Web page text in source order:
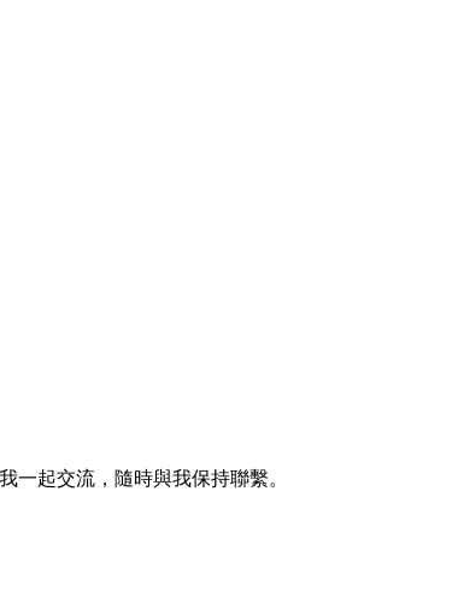
一起交流，隨時與我保持聯繫。